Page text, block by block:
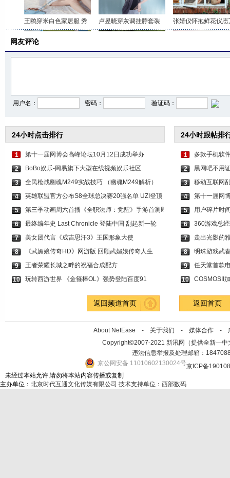
王鸥穿米白色家居服 秀 卢昱晓穿灰调挂脖套装 张婧仪怀抱鲜花仪态
网友评论
用户名： 密码： 验证码：
24小时点击排行
1
第十一届网博会高峰论坛10月12日成功举办
2
BoBo娱乐-网易旗下大型在线视频娱乐社区
3
全民枪战幽魂M249实战技巧 （幽魂M249解析）
4
英雄联盟官方公布S8全球总决赛20强名单 UZI登顶
5
第三季动画周六首播《全职法师：觉醒》手游首测即
6
最终编年史 Last Chronicle 登陆中国 刮起新一轮
7
美女团代言《成吉思汗3》王国形象大使
8
《武媚娘传奇HD》网游版 回顾武媚娘传奇人生
9
王者荣耀长城之畔的祝福合成配方
10
玩转西游世界 《金箍棒OL》强势登陆百度91
24小时跟帖排
1
多款手机软
2
黑网吧不用
3
移动互联网
4
第十一届网
5
用户碎片时
6
360游戏总
7
走出光影的
8
明珠游戏武
9
任天堂首款
10
COSMOSII
返回频道首页 返回首页
About NetEase - 关于我们 - 媒体合作 -
Copyright©2007-2021 新讯网（提供全新—中
违法信息举报及处理邮箱：
京公网安备 11010602130024号京ICP备
未经过本站允许,请勿将本站内容传播或复制
主办单位： 北京时代互通文化传媒有限公司 技术支持单位：西部数码